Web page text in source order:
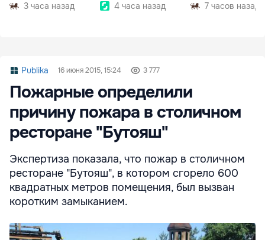
3 часа назад
4 часа назад
7 часов назад
Publika 16 июня 2015, 15:24 3 777
Пожарные определили
причину пожара в столичном
ресторане "Бутояш"
Экспертиза показала, что пожар в столичном
ресторане "Бутояш", в котором сгорело 600
квадратных метров помещения, был вызван
коротким замыканием.